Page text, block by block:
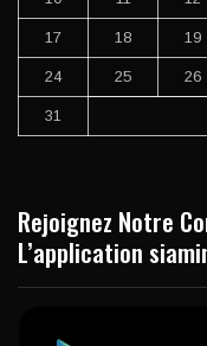
17 18 19
24 25 26
31
Rejoignez Notre
L’application